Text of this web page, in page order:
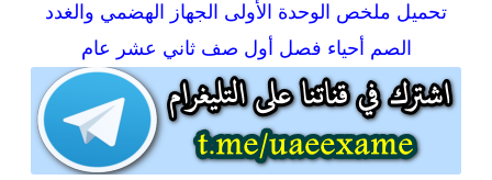
تحميل ملخص الوحدة الأولى الجهاز الهضمي والغدد
الصم أحياء فصل أول صف ثاني عشر عام